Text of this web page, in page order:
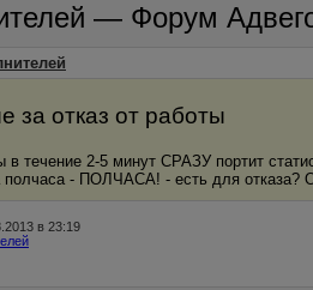
— Форум
за отказ от работы
в течение 2-5 минут СРАЗУ портит
полчаса - ПОЛЧАСА! - есть для отказа?
в 23:19